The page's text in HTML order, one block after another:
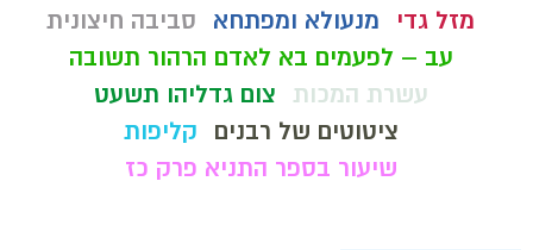
מזל גדי
מנעולא ומפתחא
סביבה חיצונית
עב – לפעמים בא לאדם הרהור תשובה
עשרת המכות
צום גדליהו תשעט
ציטוטים של רבנים
קליפות
שיעור בספר התניא פרק כז